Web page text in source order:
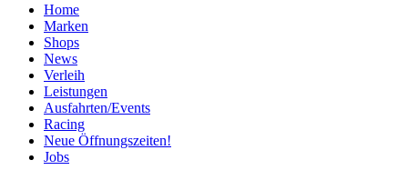
Home
Marken
Shops
News
Verleih
Leistungen
Ausfahrten/Events
Racing
Neue Öffnungszeiten!
Jobs